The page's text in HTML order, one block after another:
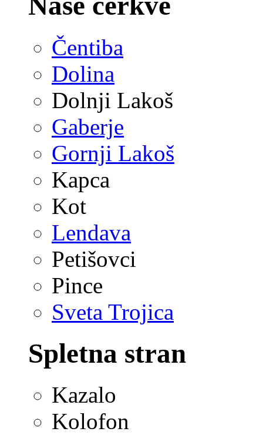
Čentiba
Dolina
Dolnji Lakoš
Gaberje
Gornji Lakoš
Kapca
Kot
Lendava
Petišovci
Pince
Sveta Trojica
Spletna stran
Kazalo
Kolofon